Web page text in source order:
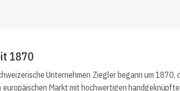
1870
Unternehmen Ziegler begann um
europäischen Markt mit hochwertigen